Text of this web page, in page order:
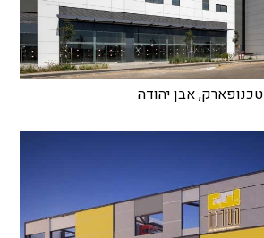
טכנופארק, אבן יהודה